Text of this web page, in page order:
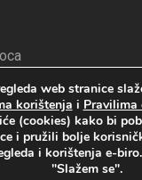
Uslova i
web stranice
korištenja i Pravilima
(cookies) kako bi
i pružili bolje
i korištenja e-
"Slažem se".